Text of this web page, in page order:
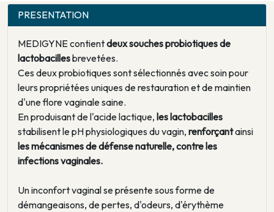
PRESENTATION
MEDIGYNE contientdeux souches probiotiques de
lactobacillesbrevetées.
Ces deux probiotiques sont sélectionnés avec soin pour
leurs propriétées uniques de restauration et de maintien
d'une flore vaginale saine.
En produisant de l'acide lactique, les lactobacilles
stabilisent le pH physiologiques du vagin, renforçantainsi
les mécanismes de défense naturelle, contre les
infections vaginales.
Un inconfort vaginal se présente sous forme de
démangeaisons, de pertes, d'odeurs, d'érythème